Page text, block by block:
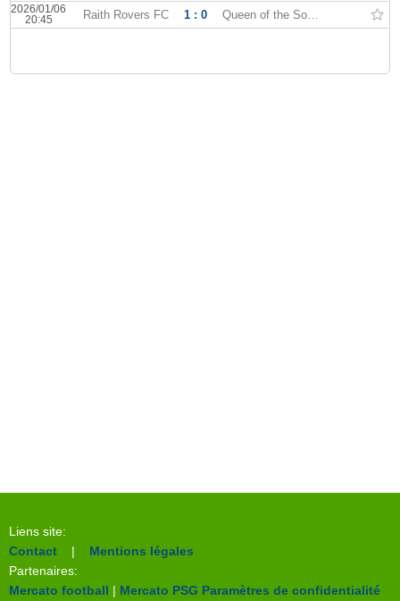
2026/01/06
20:45
Raith Rovers FC 1 : 0 Queen of the South
Liens site:
Contact | Mentions légales
Partenaires:
Mercato football | Mercato PSG Paramètres de confidentialité